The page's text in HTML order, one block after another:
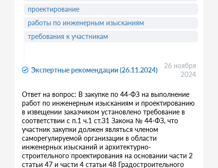
Экспертные рекомендации (26.11.2024)
26 ноября
2024
Ответ на вопрос: В закупке по 44-ФЗ на выполнение
работ по инженерным изысканиям и проектированию
в извещении заказчиком установлено требование в
соответствии с п.1 ч.1 ст.31 Закона № 44-ФЗ, что
участник закупки должен являться членом
саморегулируемой организации в области
инженерных изысканий и архитектурно-
строительного проектирования на основании части 2
статьи 47 и части 4 статьи 48 Градостроительного
проектирование
работы по инженерным изысканиям
требования к участникам